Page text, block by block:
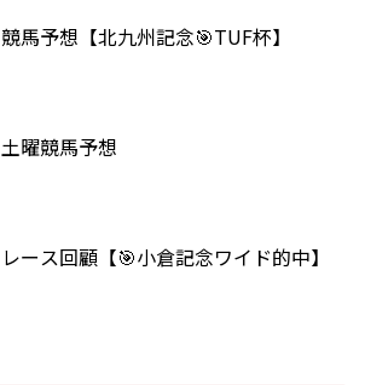
競馬予想【北九州記念🎯TUF杯】
土曜競馬予想
レース回顧【🎯小倉記念ワイド的中】